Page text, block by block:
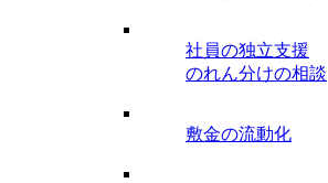
社員の独立支援
のれん分けの相談
敷金の流動化